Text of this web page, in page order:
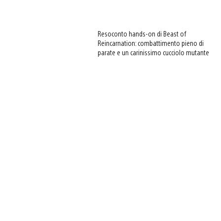
Resoconto hands-on di Beast of
Reincarnation: combattimento pieno di
parate e un carinissimo cucciolo mutante